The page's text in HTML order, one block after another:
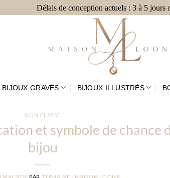
Délais de conception actuels : 3 à 5 jours
BIJOUX GRAVÉS BIJOUX ILLUSTRÉS
NON CLASSÉ
et symbole de chance
bijou
MAI 2026 PAR TYPHAINE - MAISON LOONA